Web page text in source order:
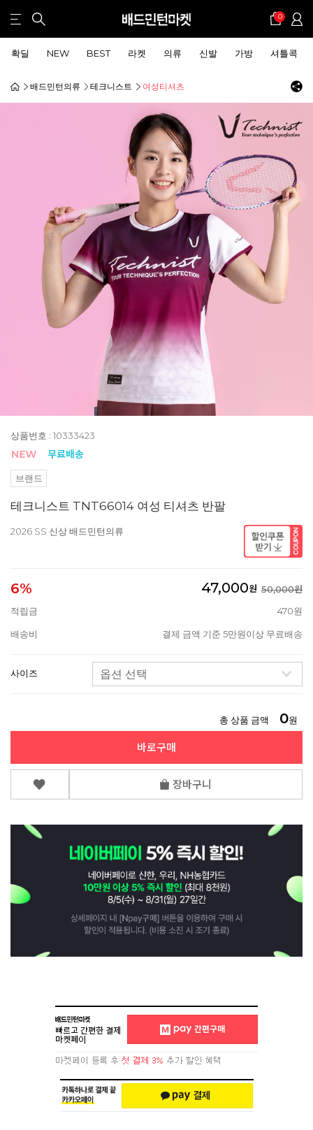
0
확딜 NEW BEST 라켓 의류 신발 가방 셔틀콕
배드민턴의류 테크니스트 여성티셔츠
상품번호 : 10333423
브랜드
테크니스트 TNT66014 여성 티셔츠 반팔
2026 SS 신상 배드민턴의류
6% 47,000원 50,000원
적립금
470원
배송비 결제 금액 기준 5만원이상 무료배송
사이즈
총 상품 금액 0원
바로구매
장바구니